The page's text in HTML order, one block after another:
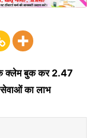
क्लेम बुक कर 2.47
सेवाओं का लाभ